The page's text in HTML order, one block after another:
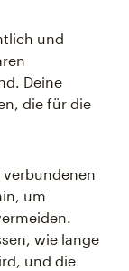
und
Deine
die für die
verbundenen
um
wie lange
und die